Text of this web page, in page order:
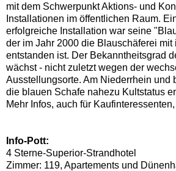
mit dem Schwerpunkt Aktions- und
Installationen im öffentlichen Raum.
erfolgreiche Installation war seine
der im Jahr 2000 die Blauschäferei mit
entstanden ist. Der Bekanntheitsgrad
wächst - nicht zuletzt wegen der
Ausstellungsorte. Am Niederrhein und
die blauen Schafe nahezu Kultstatus
Mehr Infos, auch für
Info-Pott:
4 Sterne-Superior-Strandhotel
Zimmer: 119, Apartements und